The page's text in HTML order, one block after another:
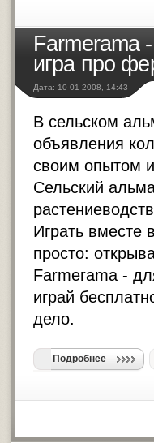
Farmerama
игра про
Дата: 10-01-2008, 14:43
В сельском
объявления
своим опытом
Сельский
Играть вместе
просто:
Farmerama -
играй
дело.
Подробнее